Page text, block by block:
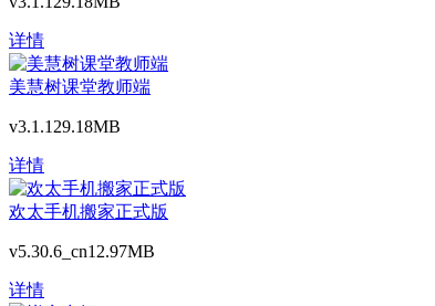
详情
美慧树课堂教师端
v3.1.1 29.18MB
详情
欢太手机搬家正式版
v5.30.6_cn12.97MB
详情